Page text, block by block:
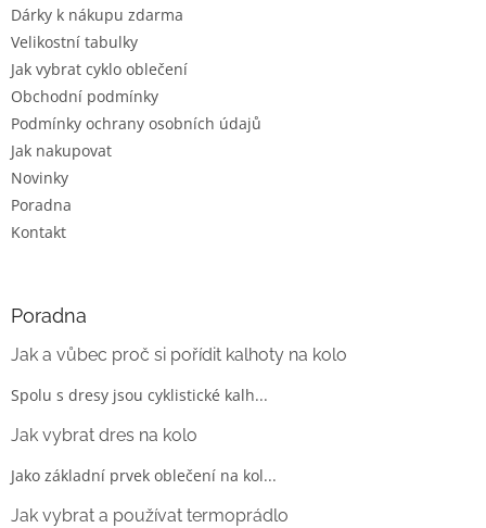
Dárky k nákupu zdarma
Velikostní tabulky
Jak vybrat cyklo oblečení
Obchodní podmínky
Podmínky ochrany osobních údajů
Jak nakupovat
Novinky
Poradna
Kontakt
Poradna
Jak a vůbec proč si pořídit kalhoty na kolo
Spolu s dresy jsou cyklistické kalh...
Jak vybrat dres na kolo
Jako základní prvek oblečení na kol...
Jak vybrat a používat termoprádlo